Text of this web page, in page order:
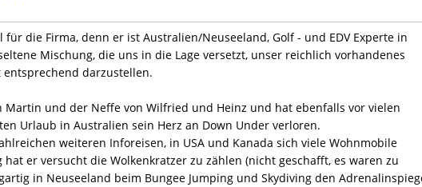
für die Firma, denn er ist Australien/Neuseeland, Golf - und EDV Experte in
Mischung, die uns in die Lage versetzt, unser reichlich vorhandenes
darzustellen.
Martin und der Neffe von Wilfried und Heinz und hat ebenfalls vor vielen
Urlaub in Australien sein Herz an Down Under verloren.
weiteren Inforeisen, in USA und Kanada sich viele Wohnmobile
hat er versucht die Wolkenkratzer zu zählen (nicht geschafft, es waren zu
in Neuseeland beim Bungee Jumping und Skydiving den